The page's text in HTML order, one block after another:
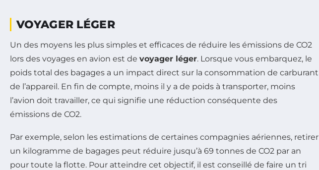
VOYAGER LÉGER
Un des moyens les plus simples et efficaces de réduire les émissions de CO2
lors des voyages en avion est de voyager léger. Lorsque vous embarquez, le
poids total des bagages a un impact direct sur la consommation de carburant
de l’appareil. En fin de compte, moins il y a de poids à transporter, moins
l’avion doit travailler, ce qui signifie une réduction conséquente des
émissions de CO2.
Par exemple, selon les estimations de certaines compagnies aériennes, retirer
un kilogramme de bagages peut réduire jusqu’à 69 tonnes de CO2 par an
pour toute la flotte. Pour atteindre cet objectif, il est conseillé de faire un tri